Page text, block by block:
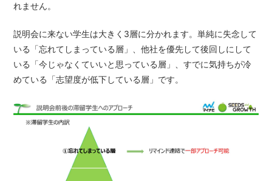
れません。
説明会に来ない学生は大きく3層に分かれます。単純に失念して
いる「忘れてしまっている層」、他社を優先して後回しにして
いる「今じゃなくていいと思っている層」、すでに気持ちが冷
めている「志望度が低下している層」です。